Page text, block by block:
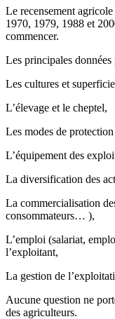
Le recensement
1970, 1979, 1988 et
commencer.
Les principales données
Les cultures et
L’élevage et le cheptel,
Les modes de
L’équipement des
La diversification des
La commercialisation
consommateurs… ),
L’emploi (salariat,
l’exploitant,
La gestion de
Aucune question ne
des agriculteurs.